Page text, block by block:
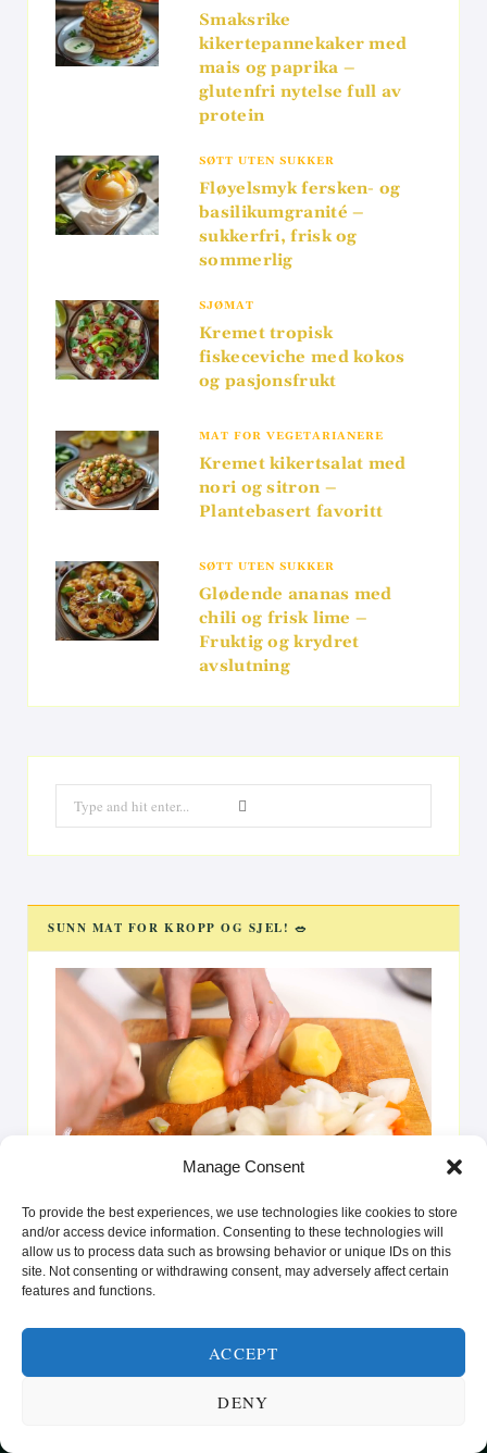
Manage Consent
To provide the best experiences, we use technologies like cookies to store
and/or access device information. Consenting to these technologies will
allow us to process data such as browsing behavior or unique IDs on this
site. Not consenting or withdrawing consent, may adversely affect certain
features and functions.
ACCEPT
DENY
Smaksrike
kikertepannekaker med
mais og paprika –
glutenfri nytelse full av
protein
SØTT UTEN SUKKER
Fløyelsmyk fersken- og
basilikumgranité –
sukkerfri, frisk og
sommerlig
SJØMAT
Kremet tropisk
fiskeceviche med kokos
og pasjonsfrukt
MAT FOR VEGETARIANERE
Kremet kikertsalat med
nori og sitron –
Plantebasert favoritt
SØTT UTEN SUKKER
Glødende ananas med
chili og frisk lime –
Fruktig og krydret
avslutning
for:
SUNN MAT FOR KROPP OG SJEL! 🥗
Videoavspiller
og styrke i hverdagen. Enten du er ute etter raske løsninger
eller vil prøve noe nytt, er vi her for å hjelpe deg med å nå
dine helse- og livsstilsmål.”